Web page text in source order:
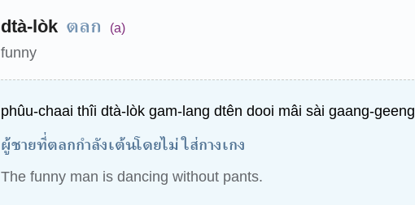
dtà-lòk ตลก (a)
funny
phûu-chaai thîi dtà-lòk gam-lang dtên dooi mâi sài gaang-geeng
ผู้ชายที่ตลกกำลังเต้นโดยไม่ใส่กางเกง
The funny man is dancing without pants.